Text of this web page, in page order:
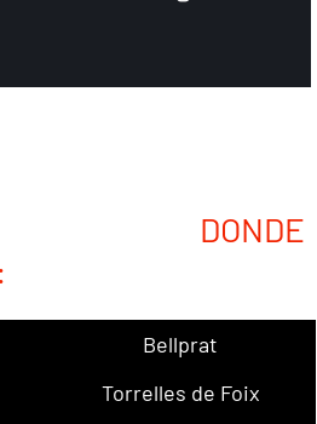
DONDE
Bellprat
Torrelles de Foix